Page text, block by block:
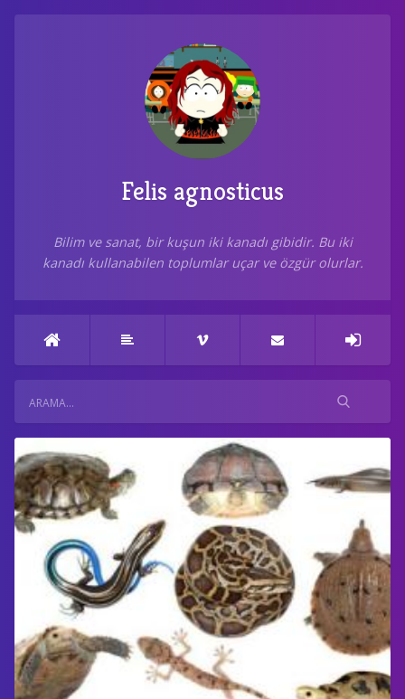
Felis agnosticus
Bilim ve sanat, bir kuşun iki kanadı gibidir. Bu iki
kanadı kullanabilen toplumlar uçar ve özgür olurlar.